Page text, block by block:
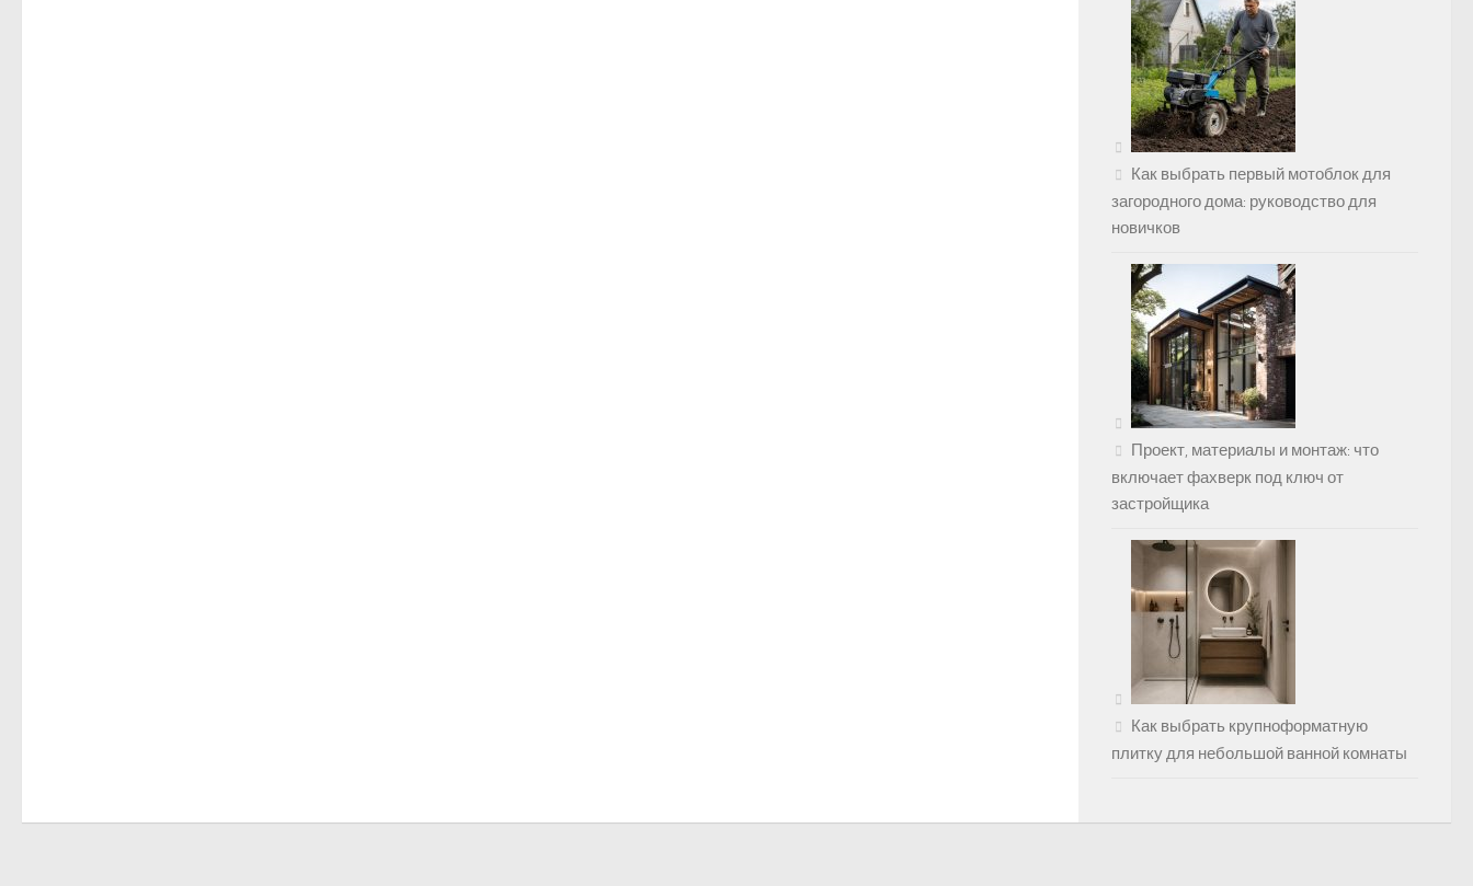
Как выбрать первый мотоблок для
загородного дома: руководство для
новичков
Проект, материалы и монтаж: что
включает фахверк под ключ от
застройщика
Как выбрать крупноформатную
плитку для небольшой ванной комнаты